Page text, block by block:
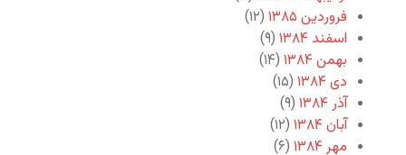
فروردین ۱۳۸۵
(۱۲)
اسفند ۱۳۸۴
(۹)
بهمن ۱۳۸۴
(۱۴)
دی ۱۳۸۴
(۱۵)
آذر ۱۳۸۴
(۹)
آبان ۱۳۸۴
(۱۲)
مهر ۱۳۸۴
(۶)